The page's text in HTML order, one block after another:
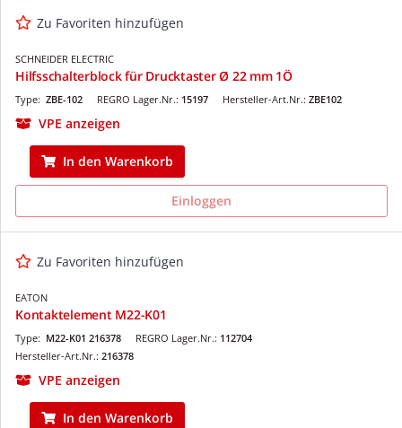
Zu Favoriten hinzufügen
SCHNEIDER ELECTRIC
Hilfsschalterblock für Drucktaster Ø 22 mm 1Ö
REGRO Lager.Nr.: 15197
Type: ZBE-102 Hersteller-Art.Nr.: ZBE102
VPE anzeigen
In den Warenkorb
Einloggen
Zu Favoriten hinzufügen
EATON
Kontaktelement M22-K01
REGRO Lager.Nr.: 112704
Type: M22-K01 216378
Hersteller-Art.Nr.: 216378
VPE anzeigen
In den Warenkorb